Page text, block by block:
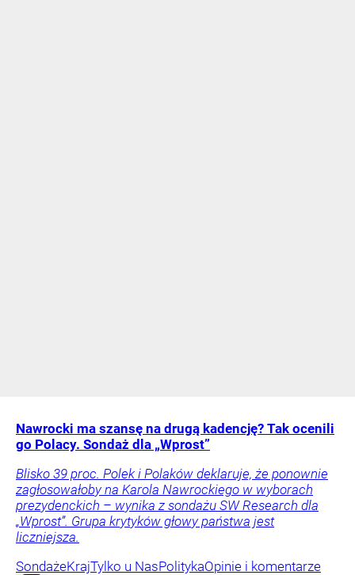
Nawrocki ma szansę na drugą kadencję? Tak ocenili
go Polacy. Sondaż dla „Wprost”
Blisko 39 proc. Polek i Polaków deklaruje, że ponownie
zagłosowałoby na Karola Nawrockiego w wyborach
prezydenckich – wynika z sondażu SW Research dla
„Wprost”. Grupa krytyków głowy państwa jest
liczniejsza.
SondażeKrajTylko u NasPolitykaOpinie i komentarze